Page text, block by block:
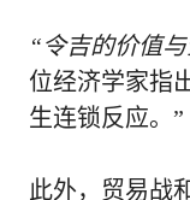
“令吉的价值
位经济学家指
生连锁反应。”
此外，贸易战